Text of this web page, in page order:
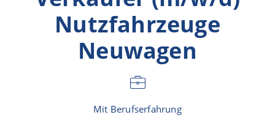
Nutzfahrzeuge
Neuwagen
Mit Berufserfahrung